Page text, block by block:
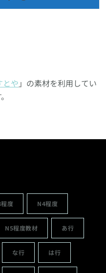
とや 」の素材を利用してい
度 N4程度
N5程度教材 あ行
な行 は行